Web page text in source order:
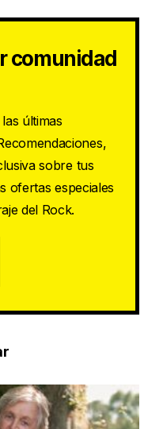
comunidad
últimas
sobre tus
ofertas especiales
del Rock.